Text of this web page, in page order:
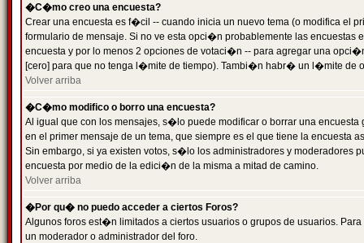
�C�mo creo una encuesta?
Crear una encuesta es f�cil -- cuando inicia un nuevo tema (o modifica el
formulario de mensaje. Si no ve esta opci�n probablemente las
encuesta y por lo menos 2 opciones de votaci�n -- para agregar una
[cero] para que no tenga l�mite de tiempo). Tambi�n habr� un l�mite de
Volver arriba
�C�mo modifico o borro una encuesta?
Al igual que con los mensajes, s�lo puede modificar o borrar una
en el primer mensaje de un tema, que siempre es el que tiene la encuesta
Sin embargo, si ya existen votos, s�lo los administradores y moderadores
encuesta por medio de la edici�n de la misma a mitad de camino.
Volver arriba
�Por qu� no puedo acceder a ciertos Foros?
Algunos foros est�n limitados a ciertos usuarios o grupos de usuarios.
un moderador o administrador del foro.